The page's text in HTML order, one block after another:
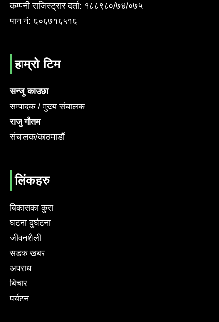
कम्पनी राजिस्ट्रार दर्ता: १८८९८०/७४/०७५
पान नं: ६०६७१६५१६
हाम्रो टिम
सन्जु काउछा
सम्पादक / मुख्य संचालक
राजु गौतम
संचालक/काठमाडौं
लिंकहरु
बिकासका कुरा
घटना दुर्घटना
जीवनशैली
सडक खबर
अपराध
बिचार
पर्यटन